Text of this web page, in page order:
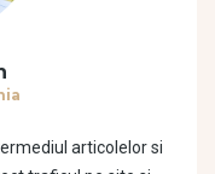
articolelor si